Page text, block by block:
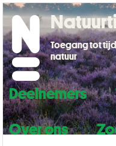
Deelnemers
Over ons
Toegang tot
natuur